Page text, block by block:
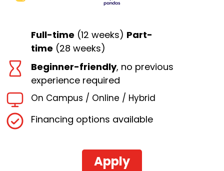
Full-time (12 weeks) Part-
time (28 weeks)
Beginner-friendly, no previous
experience required
On Campus / Online / Hybrid
Financing options available
Apply